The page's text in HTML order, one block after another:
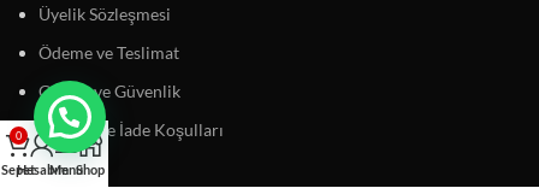
Üyelik Sözleşmesi
Ödeme ve Teslimat
Gizlilik ve Güvenlik
Garanti ve İade Koşulları
0
SepetHesabımMenuShop